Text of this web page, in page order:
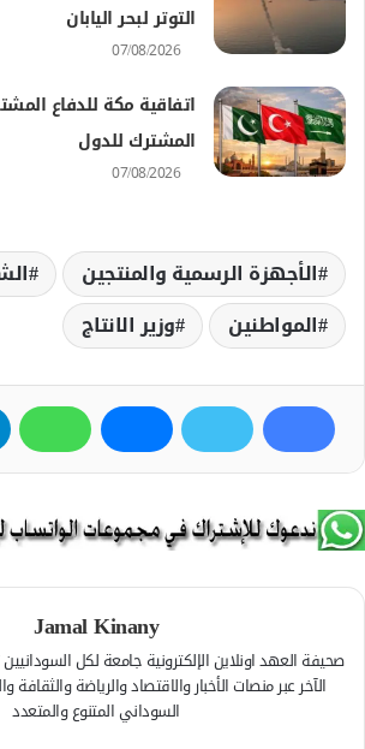
التوتر لبحر اليابان
07/08/2026
اتفاقية مكة للدفاع
المشترك للدول
07/08/2026
الأجهزة الرسمية والمنتجين
المواطنين
وزير الانتاج
Jamal Kinany
صحيفة العهد اونلاين الإلكترونية جامعة لكل
الآخر عبر منصات الأخبار والاقتصاد والرياضة والثقافة
السوداني المتنوع والمتعدد